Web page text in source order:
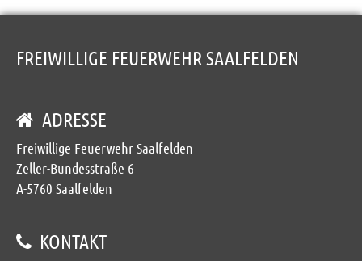
FREIWILLIGE FEUERWEHR SAALFELDEN
ADRESSE
Freiwillige Feuerwehr Saalfelden
Zeller-Bundesstraße 6
A-5760 Saalfelden
KONTAKT